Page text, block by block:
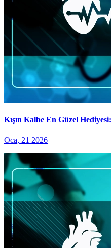
Kışın Kalbe En Güzel
Oca, 21 2026